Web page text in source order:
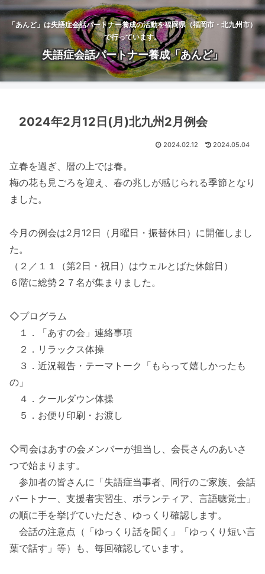
「あんど」は失語症会話パートナー養成の活動を福岡県（福岡市・北九州市）
で行っています。
失語症会話パートナー養成「あんど」
2024年2月12日(月)北九州2月例会
2024.02.12 2024.05.04
立春を過ぎ、暦の上では春。
梅の花も見ごろを迎え、春の兆しが感じられる季節となり
ました。
今月の例会は2月12日（月曜日・振替休日）に開催しまし
た。
（２／１１（第2日・祝日）はウェルとばた休館日）
６階に総勢２７名が集まりました。
◇プログラム
１．「あすの会」連絡事項
２．リラックス体操
３．近況報告・テーマトーク「もらって嬉しかったも
の」
４．クールダウン体操
５．お便り印刷・お渡し
◇司会はあすの会メンバーが担当し、会長さんのあいさ
つで始まります。
参加者の皆さんに「失語症当事者、同行のご家族、会話
パートナー、支援者実習生、ボランティア、言語聴覚士」
の順に手を挙げていただき、ゆっくり確認します。
会話の注意点（「ゆっくり話を聞く」「ゆっくり短い言
葉で話す」等）も、毎回確認しています。